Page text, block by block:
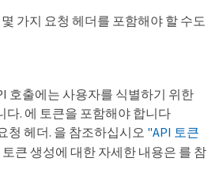
가지 요청 헤더를 포함해야 할 수도
호출에는 사용자를 식별하기 위한
다. 에 토큰을 포함해야 합니다
청 헤더. 을 참조하십시오 "API 토큰
토큰 생성에 대한 자세한 내용은 를 참